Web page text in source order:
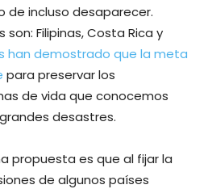
de incluso desaparecer.
Filipinas, Costa Rica y
han demostrado que la meta
para preservar los
de vida que conocemos
desastres.
propuesta es que al fijar la
de algunos países